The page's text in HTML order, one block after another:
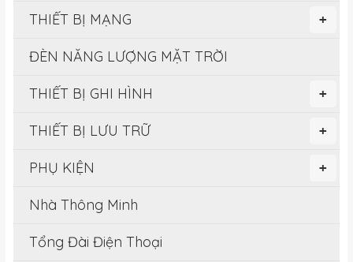
+
THIẾT BỊ MẠNG
ĐÈN NĂNG LƯỢNG MẶT TRỜI
+
THIẾT BỊ GHI HÌNH
+
THIẾT BỊ LƯU TRỮ
+
PHỤ KIỆN
Nhà Thông Minh
Tổng Đài Điện Thoại